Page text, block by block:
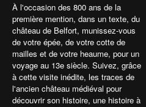
À l'occasion des 800 ans de la
première mention, dans un texte, du
château de Belfort, munissez-vous
de votre épée, de votre cotte de
mailles et de votre heaume, pour un
voyage au 13e siècle. Suivez, grâce
à cette visite inédite, les traces de
l'ancien château médiéval pour
découvrir son histoire, une histoire à